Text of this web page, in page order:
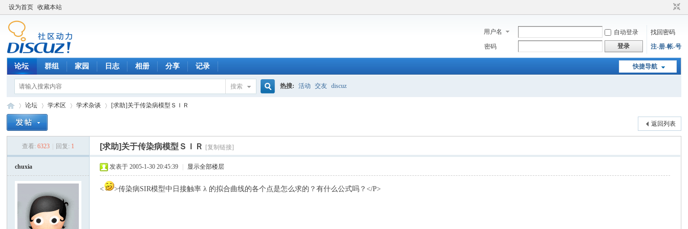
设为首页 收藏本站
用户名 自动登录
找回密码
密码
登录 注-册-帐-号
快捷导航
论坛 群组 家园 日志 相册 分享 记录
搜索 热搜: 活动 交友 discuz
论坛
›
学术区
›
学术杂谈
›
[求助]关于传染病模型ＳＩＲ
返回列表
查看: 6323 回复: 1 [求助]关于传染病模型ＳＩＲ [复制链接]
chuxia 发表于 2005-1-30 20:45:39 显示全部楼层
< >传染病SIR模型中日接触率 λ 的拟合曲线的各个点是怎么求的？有什么公式吗？</P>